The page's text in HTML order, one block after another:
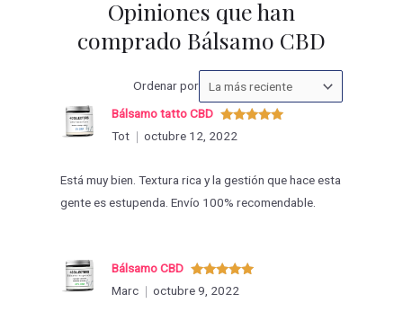
Opiniones que han
comprado Bálsamo CBD
Ordenar porOrdenar
las
Valorado
con
Bálsamo tatto CBD
Tot
octubre 12, 2022
Está muy bien. Textura rica y la gestión que hace esta
gente es estupenda. Envío 100% recomendable.
Valorado
con5de 5
Bálsamo CBD
Marc
octubre 9, 2022